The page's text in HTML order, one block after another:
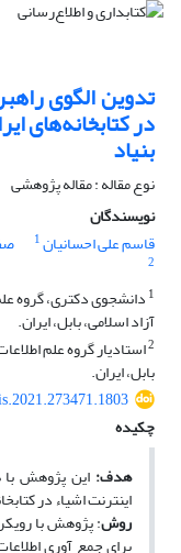
تدوین الگوی
در کتابخانه‌های
بنیاد
نوع مقاله : مقاله پژوهشی
نویسندگان
قاسم علی احسانیان1
2
1 دانشجوی دکتری، گروه
آزاد اسلامی، بابل، ایران.
2استادیار گروه علم
بابل، ایران.
چکیده
هدف: این پژوهش
اینترنت اشیاء در
روش: پژوهش با